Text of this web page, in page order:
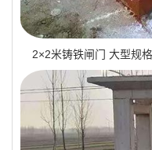
2×2米铸铁闸门 大型规